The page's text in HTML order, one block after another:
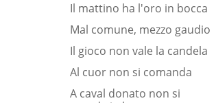
Il mattino ha l'oro in bocca
Mal comune, mezzo gaudio
Il gioco non vale la candela
Al cuor non si comanda
A caval donato non si